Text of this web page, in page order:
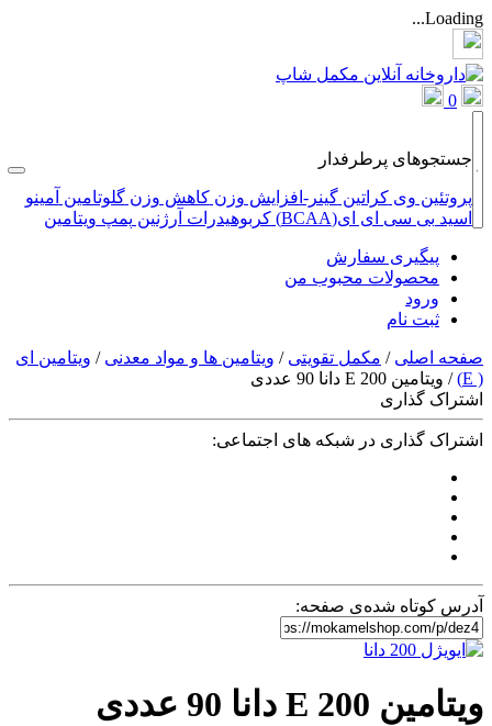
Loading...
0
جستجوهای پرطرفدار
پروتئین ویکراتینگینر-افزایش وزنکاهش وزنگلوتامین آمینو
اسید بی سی ای ای(BCAA) کربوهیدرات آرژنین پمپ ویتامین
پیگیری سفارش
محصولات محبوب من
ورود
ثبت نام
صفحه اصلی / مکمل تقویتی / ویتامین ها و مواد معدنی / ویتامین ای
( E)
/ ویتامین E 200 دانا 90 عددی
اشتراک گذاری
اشتراک گذاری در شبکه های اجتماعی:
آدرس کوتاه شده‌ی صفحه:
ویتامین E 200 دانا 90 عددی